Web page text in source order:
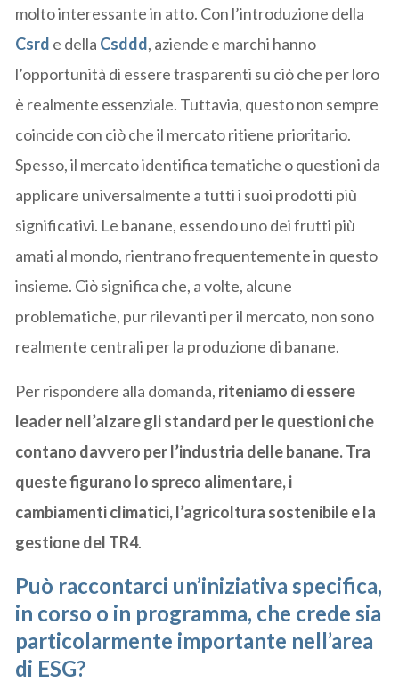
molto interessante in atto. Con l’introduzione della
Csrd e della Csddd, aziende e marchi hanno
l’opportunità di essere trasparenti su ciò che per loro
è realmente essenziale. Tuttavia, questo non sempre
coincide con ciò che il mercato ritiene prioritario.
Spesso, il mercato identifica tematiche o questioni da
applicare universalmente a tutti i suoi prodotti più
significativi. Le banane, essendo uno dei frutti più
amati al mondo, rientrano frequentemente in questo
insieme. Ciò significa che, a volte, alcune
problematiche, pur rilevanti per il mercato, non sono
realmente centrali per la produzione di banane.
Per rispondere alla domanda, riteniamo di essere
leader nell’alzare gli standard per le questioni che
contano davvero per l’industria delle banane. Tra
queste figurano lo spreco alimentare, i
cambiamenti climatici, l’agricoltura sostenibile e la
gestione del TR4.
Può raccontarci un’iniziativa specifica,
in corso o in programma, che crede sia
particolarmente importante nell’area
di ESG?